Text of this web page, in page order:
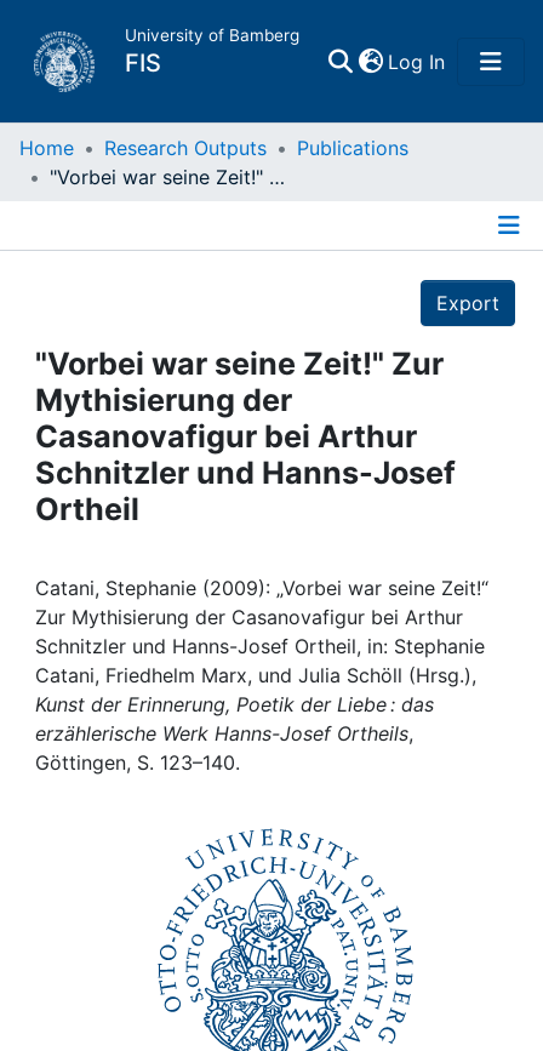
University of Bamberg
FIS Log In(current)
Home
Projects
People
Institutions
My FIS
Help
Home Research Outputs
Publications
"Vorbei war seine Zeit!" Zur Mythisierung der Casanovafigur bei Arthur Schnitzler und Hanns-Josef Ortheil
Export
"Vorbei war seine Zeit!" Zur
Mythisierung der
Casanovafigur bei Arthur
Schnitzler und Hanns-Josef
Ortheil
Catani, Stephanie (2009): „Vorbei war seine Zeit!“
Zur Mythisierung der Casanovafigur bei Arthur
Schnitzler und Hanns-Josef Ortheil, in: Stephanie
Catani, Friedhelm Marx, und Julia Schöll (Hrsg.),
Kunst der Erinnerung, Poetik der Liebe : das
erzählerische Werk Hanns-Josef Ortheils,
Göttingen, S. 123–140.